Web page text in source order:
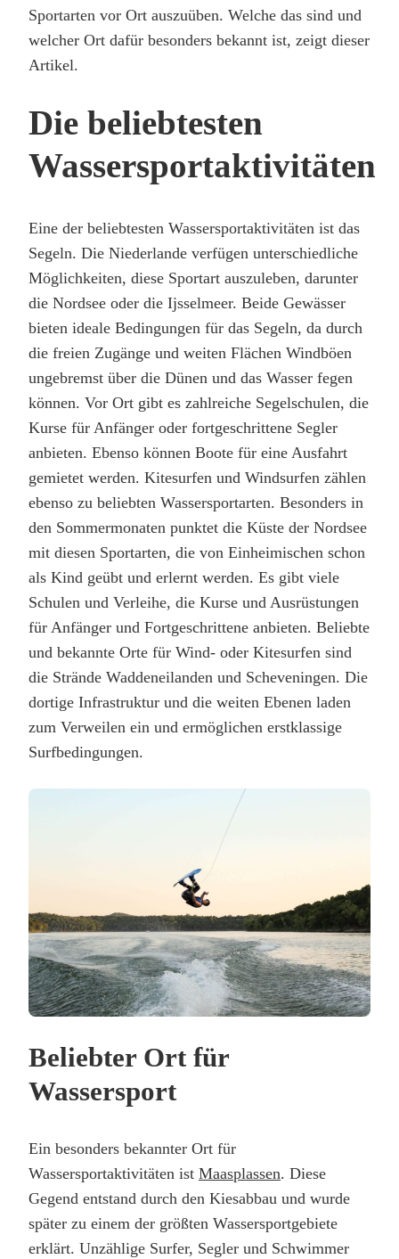
Sportarten vor Ort auszuüben. Welche das sind und
welcher Ort dafür besonders bekannt ist, zeigt dieser
Artikel.
Die beliebtesten
Wassersportaktivitäten
Eine der beliebtesten Wassersportaktivitäten ist das
Segeln. Die Niederlande verfügen unterschiedliche
Möglichkeiten, diese Sportart auszuleben, darunter
die Nordsee oder die Ijsselmeer. Beide Gewässer
bieten ideale Bedingungen für das Segeln, da durch
die freien Zugänge und weiten Flächen Windböen
ungebremst über die Dünen und das Wasser fegen
können. Vor Ort gibt es zahlreiche Segelschulen, die
Kurse für Anfänger oder fortgeschrittene Segler
anbieten. Ebenso können Boote für eine Ausfahrt
gemietet werden. Kitesurfen und Windsurfen zählen
ebenso zu beliebten Wassersportarten. Besonders in
den Sommermonaten punktet die Küste der Nordsee
mit diesen Sportarten, die von Einheimischen schon
als Kind geübt und erlernt werden. Es gibt viele
Schulen und Verleihe, die Kurse und Ausrüstungen
für Anfänger und Fortgeschrittene anbieten. Beliebte
und bekannte Orte für Wind- oder Kitesurfen sind
die Strände Waddeneilanden und Scheveningen. Die
dortige Infrastruktur und die weiten Ebenen laden
zum Verweilen ein und ermöglichen erstklassige
Surfbedingungen.
Beliebter Ort für
Wassersport
Ein besonders bekannter Ort für
Wassersportaktivitäten ist Maasplassen. Diese
Gegend entstand durch den Kiesabbau und wurde
später zu einem der größten Wassersportgebiete
erklärt. Unzählige Surfer, Segler und Schwimmer